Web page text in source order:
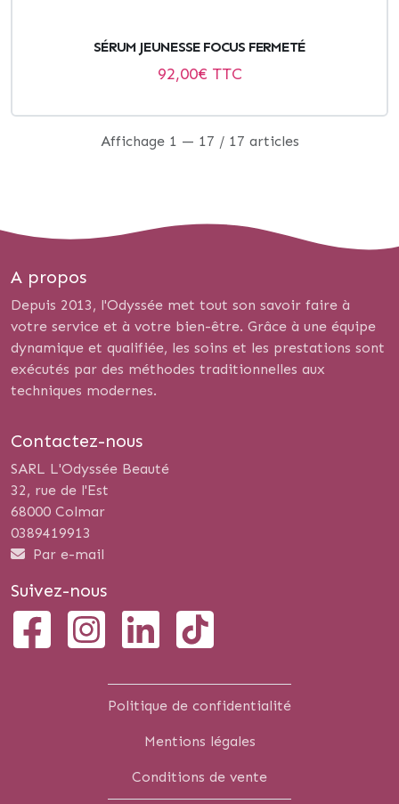
SÉRUM JEUNESSE FOCUS FERMETÉ
92,00€ TTC
Affichage 1 — 17 / 17 articles
A propos
Depuis 2013, l'Odyssée met tout son savoir faire à
votre service et à votre bien-être. Grâce à une équipe
dynamique et qualifiée, les soins et les prestations sont
exécutés par des méthodes traditionnelles aux
techniques modernes.
Contactez-nous
SARL L'Odyssée Beauté
32, rue de l'Est
68000 Colmar
0389419913
Par e-mail
Suivez-nous
Politique de confidentialité
Mentions légales
Conditions de vente